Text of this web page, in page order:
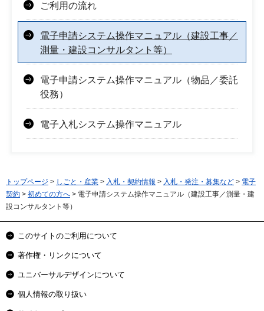
ご利用の流れ
電子申請システム操作マニュアル（建設工事／
測量・建設コンサルタント等）
電子申請システム操作マニュアル（物品／委託
役務）
電子入札システム操作マニュアル
トップページ > しごと・産業 > 入札・契約情報 > 入札・発注・募集など > 電子
契約 > 初めての方へ > 電子申請システム操作マニュアル（建設工事／測量・建
設コンサルタント等）
このサイトのご利用について
著作権・リンクについて
ユニバーサルデザインについて
個人情報の取り扱い